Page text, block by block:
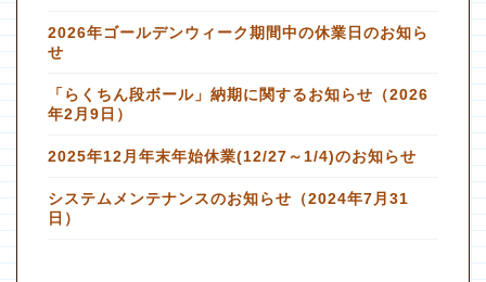
2026年ゴールデンウィーク期間中の休業日のお知ら
せ
「らくちん段ボール」納期に関するお知らせ（2026
年2月9日）
2025年12月年末年始休業(12/27～1/4)のお知らせ
システムメンテナンスのお知らせ（2024年7月31
日）